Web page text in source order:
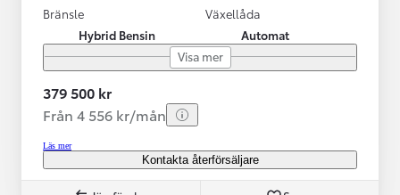
Bränsle
Hybrid Bensin
Växellåda
Automat
Visa mer
379 500 kr
Från 4 556 kr/mån
Läs mer
Kontakta återförsäljare